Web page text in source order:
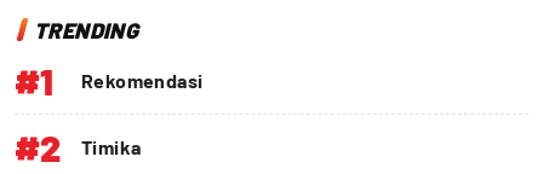
TRENDING
#1 Rekomendasi
#2 Timika